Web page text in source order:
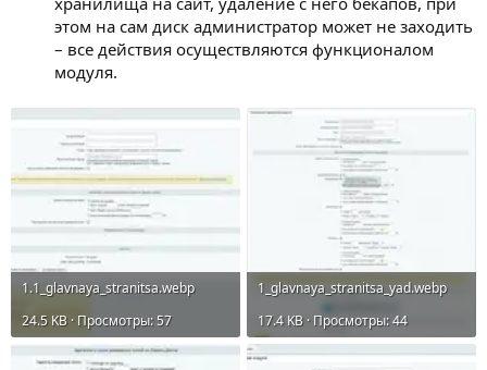
этом на сам диск администратор может не заходить
– все действия осуществляются функционалом
модуля.
1.1_glavnaya_stranitsa.webp
24.5 KB · Просмотры: 57
1_glavnaya_stranitsa_yad.webp
17.4 KB · Просмотры: 44